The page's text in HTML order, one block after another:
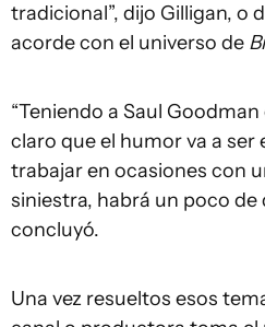
tradicional”, dijo Gilligan, o
acorde con el universo de
“Teniendo a Saul
claro que el humor va a ser
trabajar en ocasiones con
siniestra, habrá un poco de
concluyó.
Una vez resueltos esos